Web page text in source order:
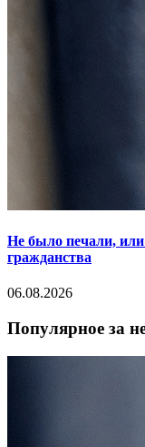
Не было печали,
гражданства
06.08.2026
Популярное за